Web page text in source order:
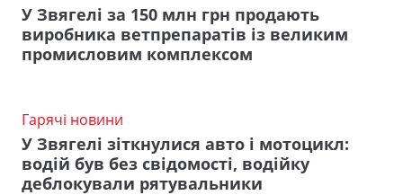
У Звягелі за 150 млн грн продають
виробника ветпрепаратів із великим
промисловим комплексом
Гарячі новини
У Звягелі зіткнулися авто і мотоцикл:
водій був без свідомості, водійку
деблокували рятувальники